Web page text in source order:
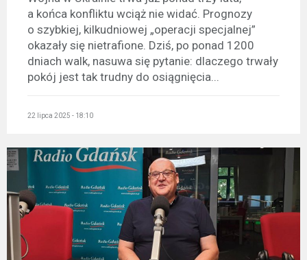
a końca konfliktu wciąż nie widać. Prognozy
o szybkiej, kilkudniowej „operacji specjalnej”
okazały się nietrafione. Dziś, po ponad 1200
dniach walk, nasuwa się pytanie: dlaczego trwały
pokój jest tak trudny do osiągnięcia...
22 lipca 2025 - 18:10